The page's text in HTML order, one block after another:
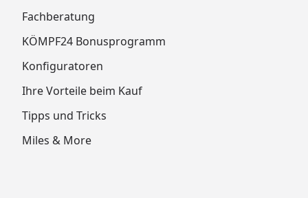
Fachberatung
KÖMPF24 Bonusprogramm
Konfiguratoren
Ihre Vorteile beim Kauf
Tipps und Tricks
Miles & More